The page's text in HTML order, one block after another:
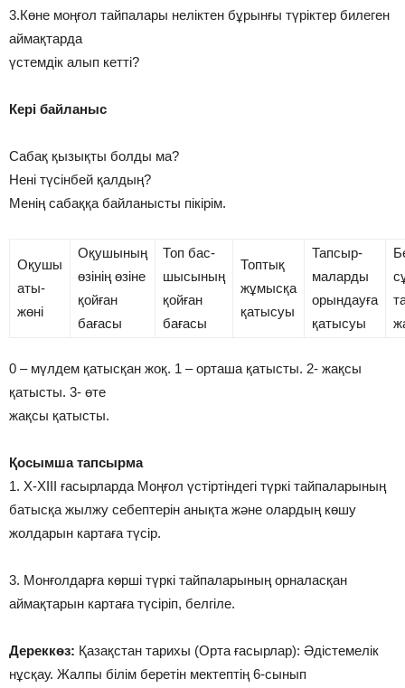
3.Көне моңғол тайпалары неліктен бұрынғы түріктер билеген
аймақтарда
үстемдік алып кетті?
Кері байланыс
Сабақ қызықты болды ма?
Нені түсінбей қалдың?
Менің сабаққа байланысты пікірім.
Оқушы
аты-
жөні
Оқушының
өзінің өзіне
қойған
бағасы
Топ бас-
шысының
қойған
бағасы
Топтық
жұмысқа
қатысуы
Тапсыр-
маларды
орындауға
қатысуы
0 – мүлдем қатысқан жоқ. 1 – орташа қатысты. 2- жақсы
қатысты. 3- өте
жақсы қатысты.
Қосымша тапсырма
1. Х-ХІІІ ғасырларда Моңғол үстіртіндегі түркі тайпаларының
батысқа жылжу себептерін анықта және олардың көшу
жолдарын картаға түсір.
3. Монғолдарға көрші түркі тайпаларының орналасқан
аймақтарын картаға түсіріп, белгіле.
Дереккөз: Қазақстан тарихы (Орта ғасырлар): Әдістемелік
нұсқау. Жалпы білім беретін мектептің 6-сынып